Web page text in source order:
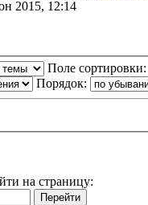
2015, 12:14
Поле сортировки:
Порядок:
на страницу: